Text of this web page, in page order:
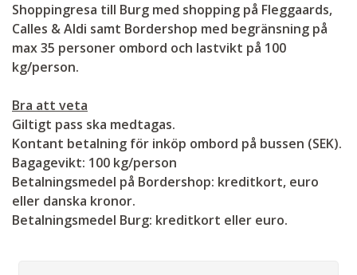
Shoppingresa till Burg med shopping på Fleggaards,
Calles & Aldi samt Bordershop med begränsning på
max 35 personer ombord och lastvikt på 100
kg/person.
Bra att veta
Giltigt pass ska medtagas.
Kontant betalning för inköp ombord på bussen (SEK).
Bagagevikt: 100 kg/person
Betalningsmedel på Bordershop: kreditkort, euro
eller danska kronor.
Betalningsmedel Burg: kreditkort eller euro.